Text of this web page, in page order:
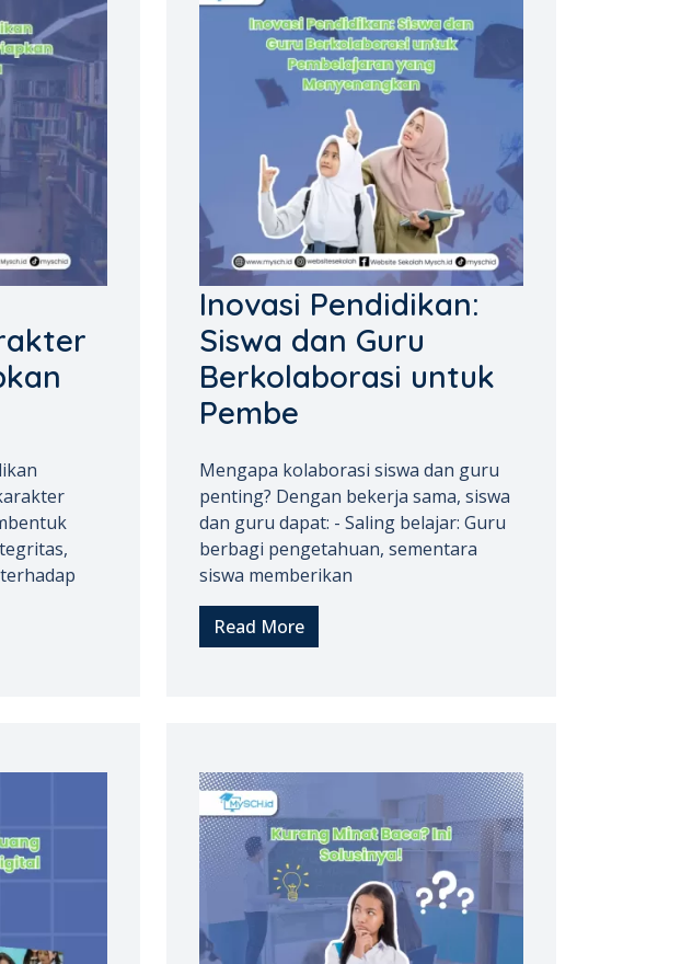
Inovasi Pendidikan:
Siswa dan Guru
Berkolaborasi untuk
Pembe
Mengapa kolaborasi siswa dan guru
penting? Dengan bekerja sama, siswa
dan guru dapat: - Saling belajar: Guru
berbagi pengetahuan, sementara
siswa memberikan
Read More